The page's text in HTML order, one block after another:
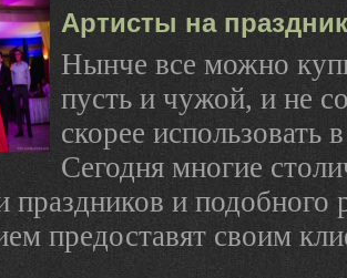
Артисты на праздник
Нынче все можно
пусть и чужой, и не
скорее использовать
Сегодня многие
праздников и подобного
предоставят своим